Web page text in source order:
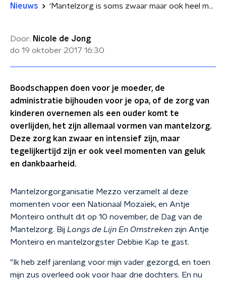
Nieuws ‘Mantelzorg is soms zwaar maar ook heel mooi’
Door: Nicole de Jong
do 19 oktober 2017 16:30
Boodschappen doen voor je moeder, de
administratie bijhouden voor je opa, of de zorg van
kinderen overnemen als een ouder komt te
overlijden, het zijn allemaal vormen van mantelzorg.
Deze zorg kan zwaar en intensief zijn, maar
tegelijkertijd zijn er ook veel momenten van geluk
en dankbaarheid.
Mantelzorgorganisatie Mezzo verzamelt al deze
momenten voor een Nationaal Mozaïek, en Antje
Monteiro onthult dit op 10 november, de Dag van de
Mantelzorg. Bij Langs de Lijn En Omstreken zijn Antje
Monteiro en mantelzorgster Debbie Kap te gast.
"Ik heb zelf jarenlang voor mijn vader gezorgd, en toen
mijn zus overleed ook voor haar drie dochters. En nu